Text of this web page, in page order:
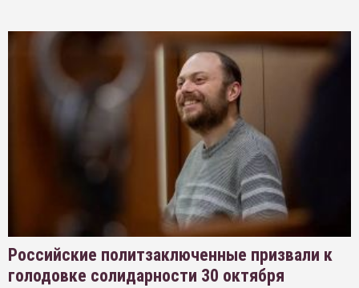
Российские политзаключенные призвали к
голодовке солидарности 30 октября